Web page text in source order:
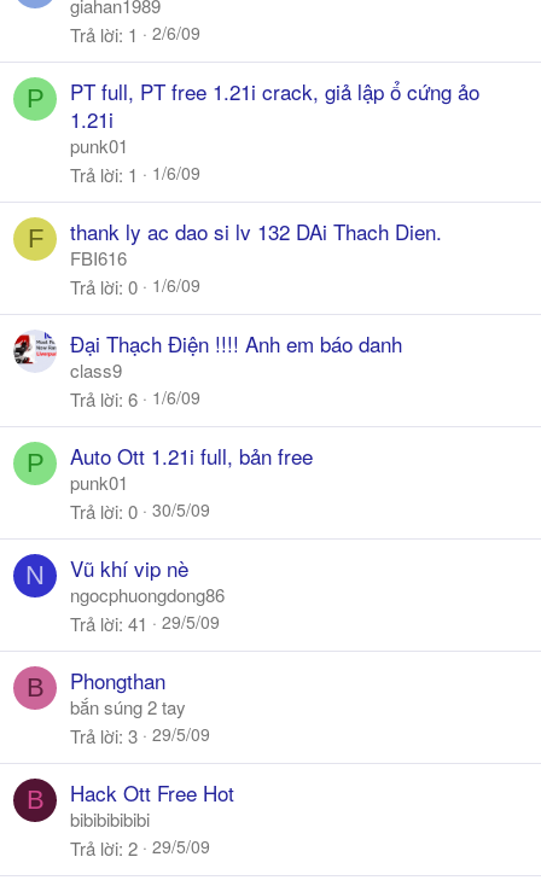
giahan1989
Trả lời 1 2/6/09
P
PT full, PT free 1.21i crack, giả lập ổ cứng ảo
1.21i
punk01
Trả lời 1 1/6/09
F thank ly ac dao si lv 132 DAi Thach Dien.
FBI616
Trả lời 0 1/6/09
Đại Thạch Điện !!!! Anh em báo danh
class9
Trả lời 6 1/6/09
P Auto Ott 1.21i full, bản free
punk01
Trả lời 0 30/5/09
N Vũ khí vip nè
ngocphuongdong86
Trả lời 41 29/5/09
B Phongthan
bắn súng 2 tay
Trả lời 3 29/5/09
B Hack Ott Free Hot
bibibibibibi
Trả lời 2 29/5/09